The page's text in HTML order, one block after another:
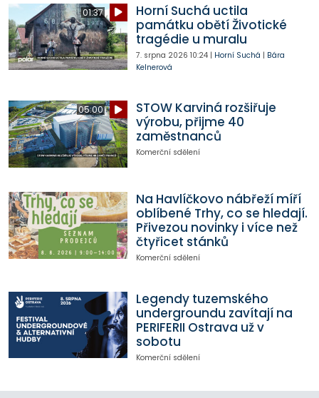
01:37
Horní Suchá uctila
památku obětí Životické
tragédie u muralu
7. srpna 2026 10:24| Horní Suchá | Bára
Kelnerová
05:00
STOW Karviná rozšiřuje
výrobu, přijme 40
zaměstnanců
Komerční sdělení
Na Havlíčkovo nábřeží míří
oblíbené Trhy, co se hledají.
Přivezou novinky i více než
čtyřicet stánků
Komerční sdělení
Legendy tuzemského
undergroundu zavítají na
PERIFERII Ostrava už v
sobotu
Komerční sdělení